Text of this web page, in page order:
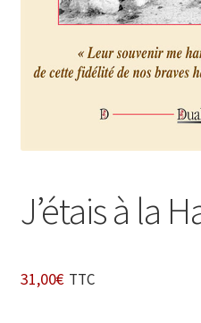
Panier
Politique de
Qui sommes-nous ?
Soutien à Philippe Randa
J’étais à la
31,00€ TTC